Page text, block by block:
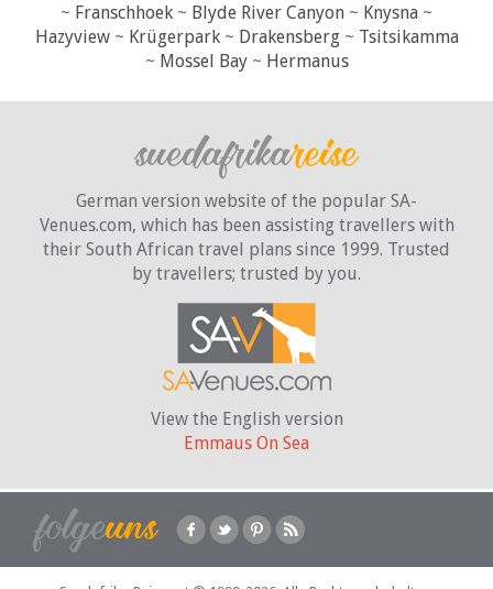
~ Franschhoek ~ Blyde River Canyon ~ Knysna ~
Hazyview~ Krügerpark~ Drakensberg~ Tsitsikamma
~ Mossel Bay~ Hermanus
German version website of the popular SA-
Venues.com, which has been assisting travellers with
their South African travel plans since 1999. Trusted
by travellers; trusted by you.
View the English version
Emmaus On Sea